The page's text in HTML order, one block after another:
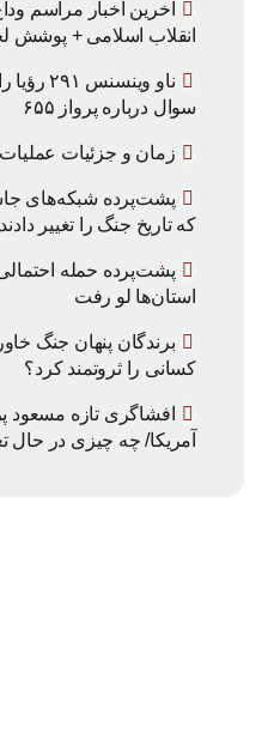
آخرین اخبار مراسم
انقلاب اسلامی + پوشش
سوال درباره پرواز ۶۵۵
زمان و جزئیات
پشت‌پرده شبکه‌های
که تاریخ جنگ را تغییر دادند
پشت‌پرده حمله احتمالی
استان‌ها لو رفت
کسانی را ثروتمند کرد؟
افشاگری تازه مسعود
آمریکا/ چه چیزی در حال